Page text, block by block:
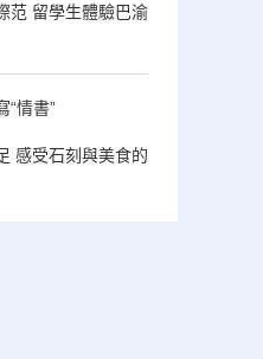
范 留學生體驗巴渝
“情書”
感受石刻與美食的